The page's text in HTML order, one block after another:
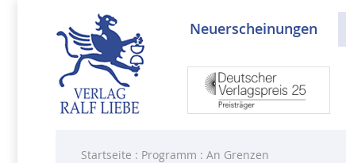
Neuerscheinungen
Startseite : Programm : An Grenzen